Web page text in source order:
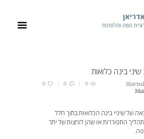
שיני בינה כלואות
Started
0
0
0
של שיניי בינה הכלואות בתוך חלל
התפוררות או שהן לוחצות של יתר